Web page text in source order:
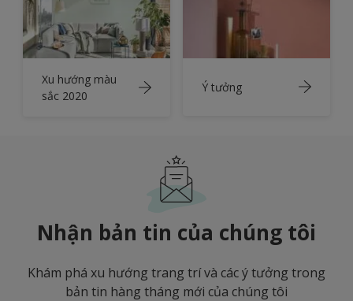
Xu hướng màu
sắc 2020
Ý tưởng
Nhận bản tin của chúng tôi
Khám phá xu hướng trang trí và các ý tưởng trong
bản tin hàng tháng mới của chúng tôi